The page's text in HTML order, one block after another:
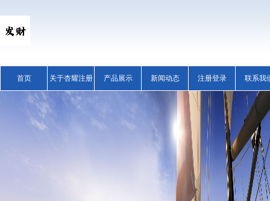
首页 关于杏耀注册 产品展示 新闻动态 注册登录 联系我